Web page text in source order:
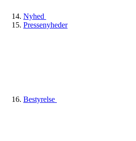
Nyhed
Pressenyheder
Bestyrelse